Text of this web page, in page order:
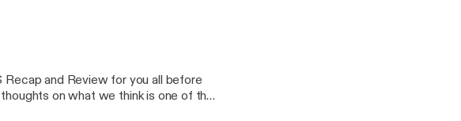
and Review for you all before
on what we think is one of the